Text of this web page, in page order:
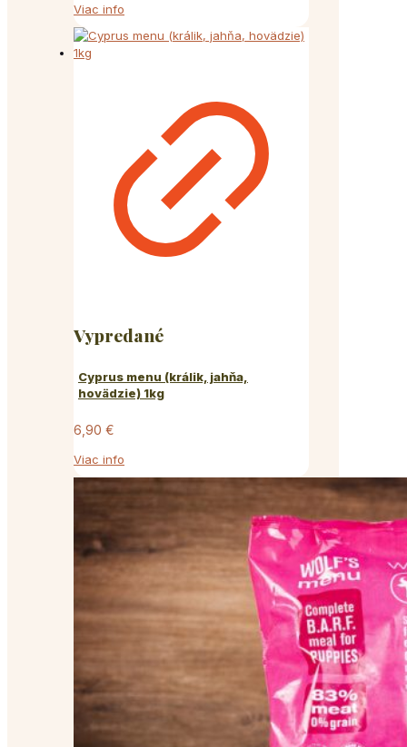
Viac info
Vypredané
Cyprus menu (králik, jahňa,
hovädzie) 1kg
6,90 €
Viac info